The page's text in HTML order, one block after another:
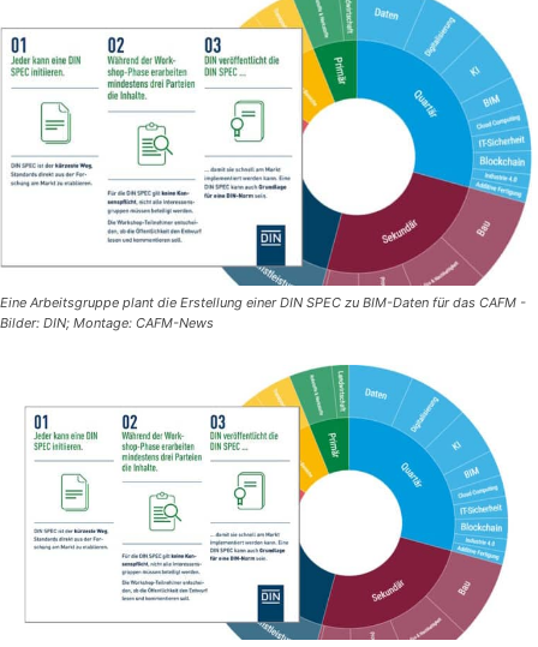
Eine Arbeitsgruppe plant die Erstellung einer DIN SPEC zu BIM-Daten für das CAFM -
Bilder: DIN; Montage: CAFM-News